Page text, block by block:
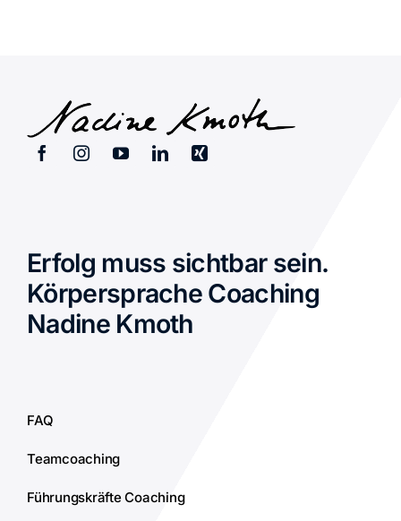
Erfolg muss sichtbar sein.
Körpersprache Coaching
Nadine Kmoth
FAQ
Teamcoaching
Führungskräfte Coaching